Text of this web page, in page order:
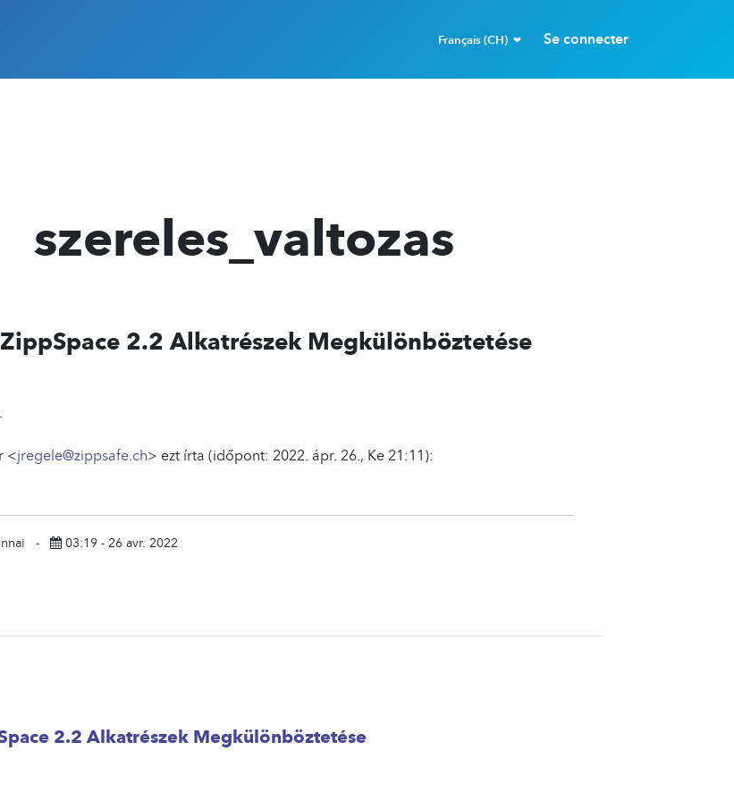
Français (CH) Se connecter
szereles_valtozas
2.2 Alkatrészek Megkülönböztetése
<jregele@zippsafe.ch> ezt írta (időpont: 2022. ápr. 26., Ke 21:11):
- 03:19 - 26 avr. 2022
2.2 Alkatrészek Megkülönböztetése